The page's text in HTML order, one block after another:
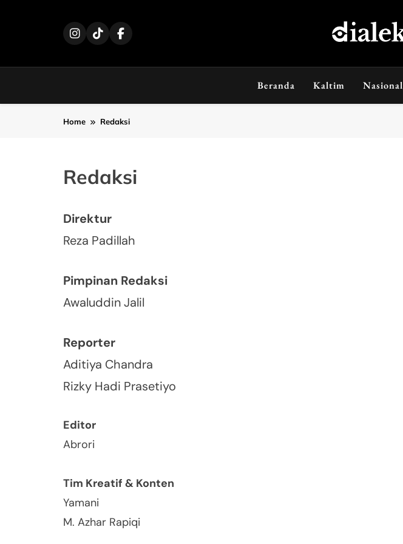
dialektika
Beranda Kaltim Nasional
Home Redaksi
Redaksi
Direktur
Reza Padillah
Pimpinan Redaksi
Awaluddin Jalil
Reporter
Aditiya Chandra
Rizky Hadi Prasetiyo
Editor
Abrori
Tim Kreatif & Konten
Yamani
M. Azhar Rapiqi